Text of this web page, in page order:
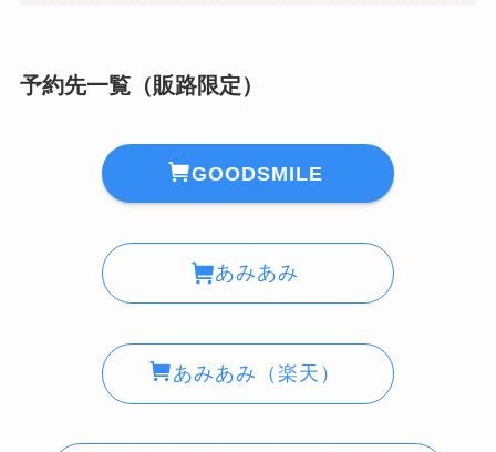
予約先一覧（販路限定）
GOODSMILE
あみあみ
あみあみ（楽天）